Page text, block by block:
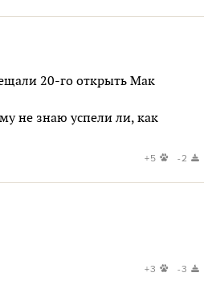
20-го открыть Мак
не знаю успели ли, как
+5 -2
+3 -3